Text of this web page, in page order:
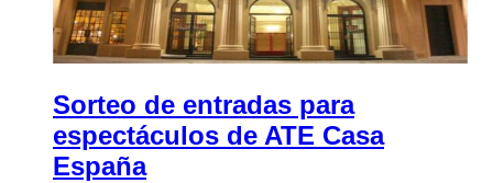
Sorteo de entradas para
espectáculos de ATE Casa
España